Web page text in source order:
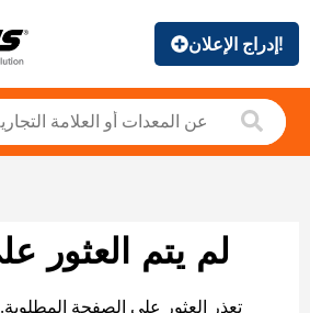
إدراج الإعلان!
لم يتم العثور
تعذر العثور على الصفحة